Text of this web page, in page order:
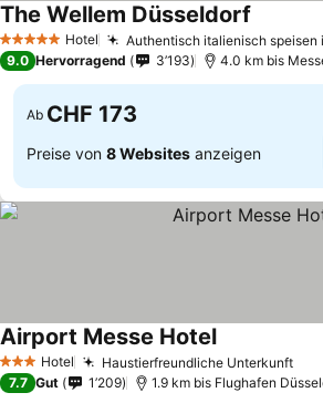
5 Sterne Hotel Authentisch italienisch speisen
The Wellem Düsseldorf
9.0 Hervorragend 3’193 4.0 km bis
Ab CHF 173
Preise von 8 Websites anzeigen
3 SterneHotel Haustierfreundliche Unterkunft
Airport Messe Hotel
7.7 Gut 1’209 1.9 km bis Flughafen